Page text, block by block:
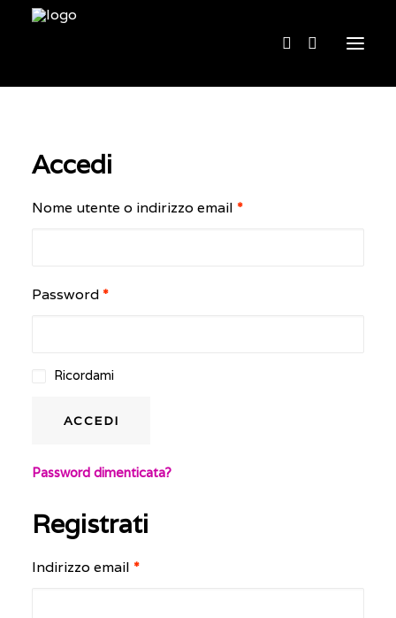
Chi siamo
English
BOOKING
Accedi
Nome utente o indirizzo email *
Password *
Ricordami
ACCEDI
Password dimenticata?
Registrati
Indirizzo email *